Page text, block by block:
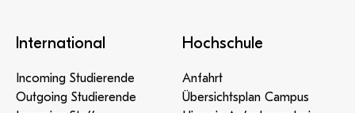
International
Incoming Studierende
Outgoing Studierende
Hochschule
Anfahrt
Übersichtsplan Campus